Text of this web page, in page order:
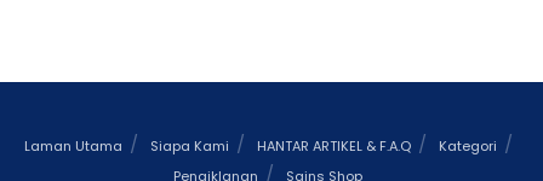
Laman Utama Siapa Kami HANTAR ARTIKEL & F.A.Q
Kategori
Pengiklanan
Sains Shop